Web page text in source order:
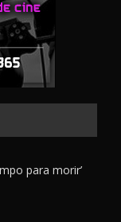
para morir’